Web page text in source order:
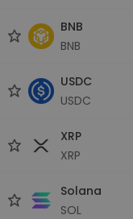
BNB
BNB
USDC
USDC
XRP
XRP
Solana
SOL